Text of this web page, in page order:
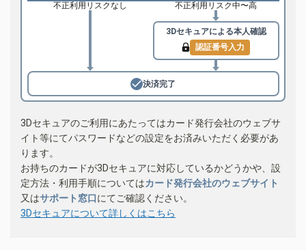
不正利用リスクなし 不正利用リスク中〜高
3Dセキュアによる本人確認
認証番号入力
決済完了
3Dセキュアのご利用にあたってはカード発行会社のウェブサ
イト等にてパスワードなどの設定をお済みいただく必要があ
ります。
お持ちのカードが3Dセキュアに対応しているかどうかや、設
定方法・利用手順についてはカード発行会社のウェブサイト
又はサポート窓口にてご確認ください。
3Dセキュアについて詳しくはこちら